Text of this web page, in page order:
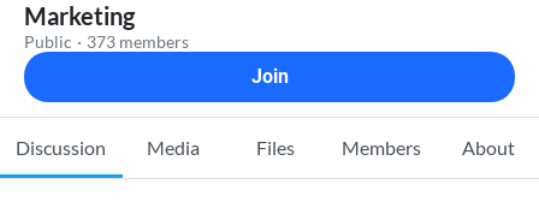
Marketing
Public · 373 members
Join
Discussion Media Files Members About